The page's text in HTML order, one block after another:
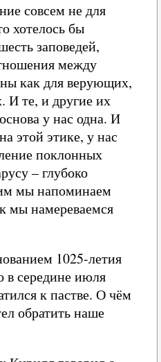
совсем не для
хотелось бы
заповедей,
между
как для верующих,
И те, и другие их
у нас одна. И
этой этике, у нас
поклонных
– глубоко
мы напоминаем
мы намереваемся
1025-летия
в середине июля
к пастве. О чём
обратить наше